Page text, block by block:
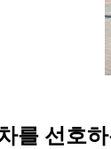
를 선호